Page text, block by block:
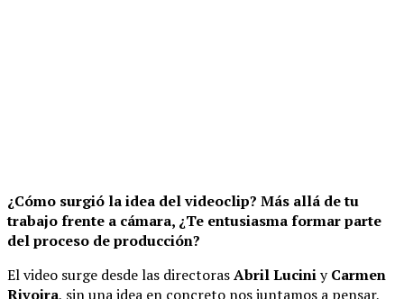
¿Cómo surgió la idea del videoclip? Más allá de tu
trabajo frente a cámara, ¿Te entusiasma formar parte
del proceso de producción?
El video surge desde las directorasAbril LuciniyCarmen
Rivoira, sin una idea en concreto nos juntamos a pensar,